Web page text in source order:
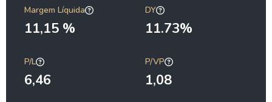
Margem Líquida
11,15 %
DY
11.73%
P/L
6,46
P/VP
1,08